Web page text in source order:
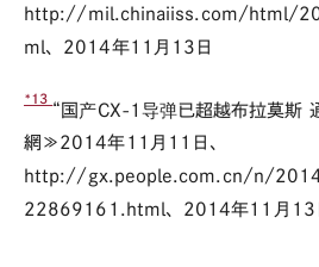
http://mil.chinaiiss.com/html/
ml、2014年11月13日
*13
“国产CX-1导弹已超越布拉莫斯
網≫2014年11月11日、
http://gx.people.com.cn/n/
22869161.html、2014年11月13